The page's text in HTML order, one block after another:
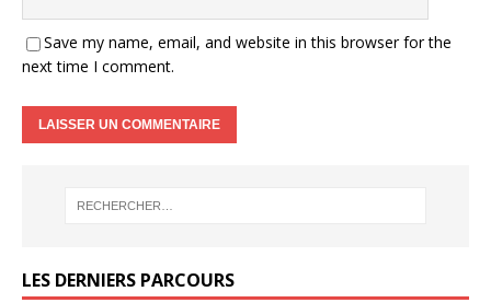
Save my name, email, and website in this browser for the
next time I comment.
LES DERNIERS PARCOURS